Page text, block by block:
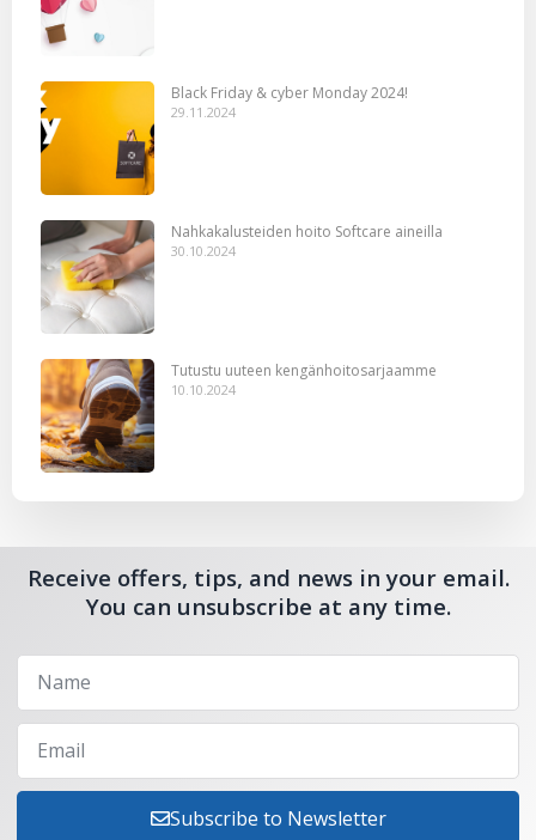
Black Friday & cyber Monday 2024!
29.11.2024
Nahkakalusteiden hoito Softcare aineilla
30.10.2024
Tutustu uuteen kengänhoitosarjaamme
10.10.2024
Receive offers, tips, and news in your email.
You can unsubscribe at any time.
Subscribe to Newsletter